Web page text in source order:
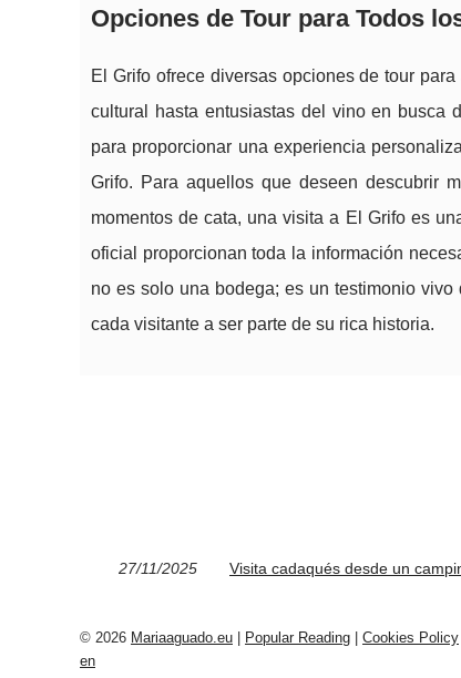
Opciones de Tour para Todos
El Grifo ofrece diversas opciones de tour
cultural hasta entusiastas del vino en busca
para proporcionar una experiencia
Grifo. Para aquellos que deseen descubrir
momentos de cata, una visita a El Grifo es
oficial proporcionan toda la información
no es solo una bodega; es un testimonio
cada visitante a ser parte de su rica historia.
27/11/2025 Visita cadaqués desde un
© 2026 Mariaaguado.eu Popular Reading
Cookies Policy
en